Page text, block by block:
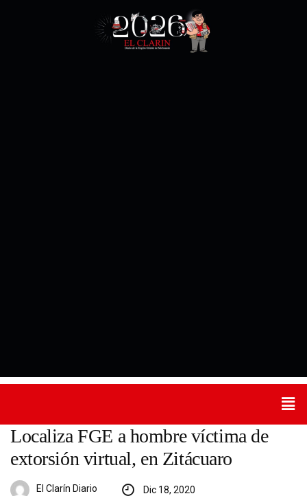
Localiza FGE a hombre víctima de
extorsión virtual, en Zitácuaro
El Clarín Diario Dic 18, 2020